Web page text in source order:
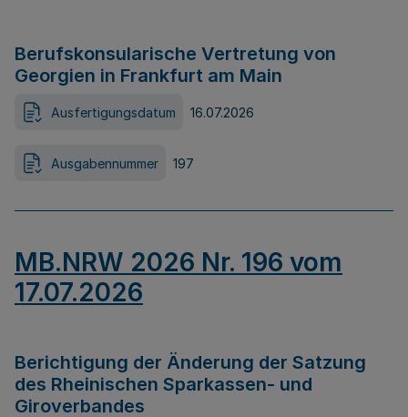
Berufskonsularische Vertretung von
Georgien in Frankfurt am Main
Ausfertigungsdatum 16.07.2026
Ausgabennummer 197
MB.NRW 2026 Nr. 196 vom
17.07.2026
Berichtigung der Änderung der Satzung
des Rheinischen Sparkassen- und
Giroverbandes